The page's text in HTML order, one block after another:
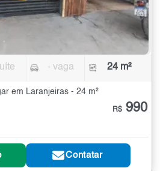
- vaga 24 m²
em Laranjeiras - 24 m²
R$ 990
Contatar